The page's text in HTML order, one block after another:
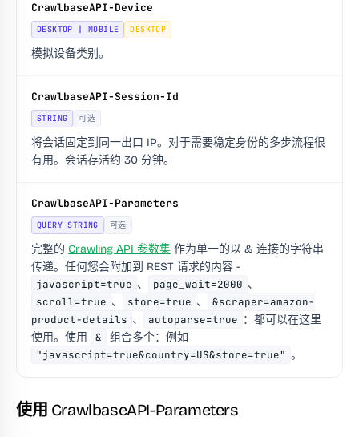
CrawlbaseAPI-Device
DESKTOP | MOBILE DESKTOP
模拟设备类别。
CrawlbaseAPI-Session-Id
STRING 可选
将会话固定到同一出口 IP。对于需要稳定身份的多步流程很
有用。会话存活约 30 分钟。
CrawlbaseAPI-Parameters
QUERY STRING 可选
完整的 Crawling API 参数集 作为单一的以 & 连接的字符串
传递。任何您会附加到 REST 请求的内容 -
javascript=true 、 page_wait=2000 、
scroll=true 、 store=true 、
&scraper=amazon-
product-details 、 autoparse=true ：都可以在这里
使用。使用
&
组合多个：例如
"javascript=true&country=US&store=true" 。
使用 CrawlbaseAPI-Parameters